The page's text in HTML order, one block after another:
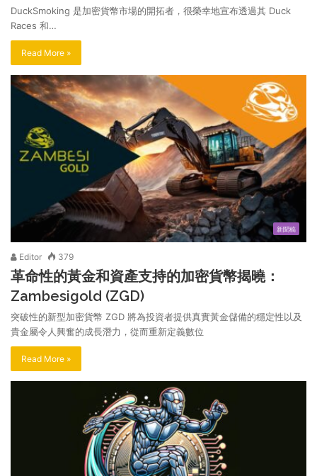
DuckSmoking 是加密貨幣市場的開拓者，很榮幸地宣布透過其 Duck
Races 和…
Read More »
新聞稿
Editor 379
革命性的黃金和資產支持的加密貨幣揭曉：
Zambesigold (ZGD)
突破性的新型加密貨幣 ZGD 將為投資者提供真實黃金儲備的穩定性以及
貴金屬令人興奮的成長潛力，從而重新定義數位
Read More »